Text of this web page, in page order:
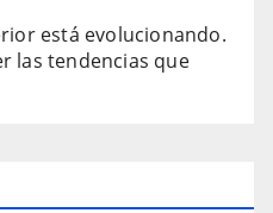
está evolucionando.
las tendencias que